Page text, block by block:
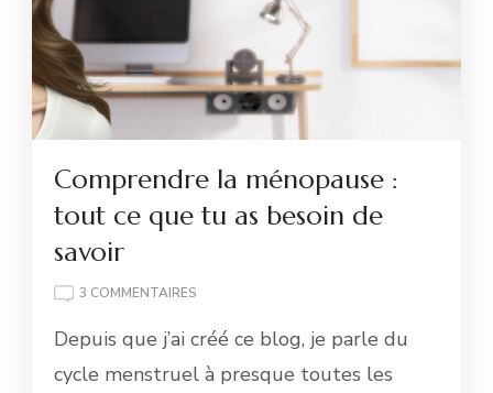
Comprendre la ménopause :
tout ce que tu as besoin de
savoir
3 COMMENTAIRES
LA
MÉNOPAUSE
:
Depuis que j’ai créé ce blog, je parle du
cycle menstruel à presque toutes les